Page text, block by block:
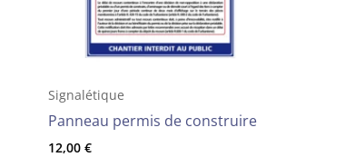
Signalétique
Panneau permis de construire
12,00€